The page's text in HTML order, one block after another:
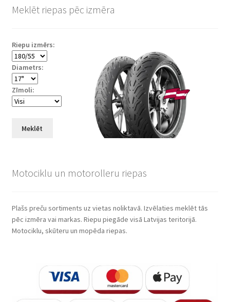
Meklēt riepas pēc izmēra
Riepu izmērs:
Diametrs:
Zīmoli:
Meklēt
Motociklu un motorolleru riepas
Plašs preču sortiments uz vietas noliktavā. Izvēlaties meklēt tās
pēc izmēra vai markas. Riepu piegāde visā Latvijas teritorijā.
Motociklu, skūteru un mopēda riepas.